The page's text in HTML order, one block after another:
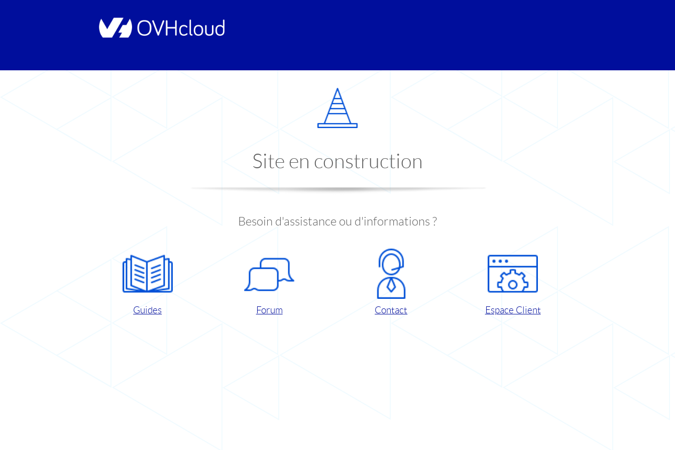
Site en construction
Besoin d'assistance ou d'informations ?
Guides Forum Contact Espace Client